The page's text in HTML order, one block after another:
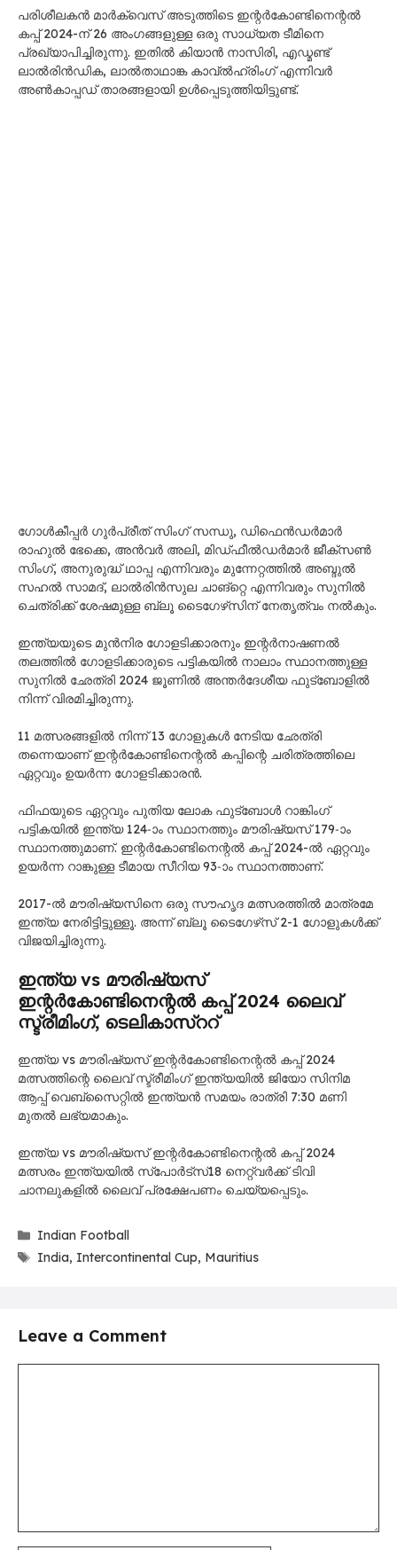
പരിശീലകൻ മാർക്വെസ് അടുത്തിടെ ഇന്റർകോണ്ടിനെന്റൽ
കപ്പ് 2024-ന് 26 അംഗങ്ങളുള്ള ഒരു സാധ്യത ടീമിനെ
പ്രഖ്യാപിച്ചിരുന്നു. ഇതിൽ കിയാൻ നാസിരി, എഡ്മണ്ട്
ലാൽരിൻഡിക, ലാൽതാഥാങ്ക കാവ്ല്‍ഹ്രിംഗ് എന്നിവർ
അൺകാപ്പഡ് താരങ്ങളായി ഉൾപ്പെടുത്തിയിട്ടുണ്ട്.
ഗോൾകീപ്പർ ഗുർപ്രീത് സിംഗ് സന്ധു, ഡിഫെൻഡർമാർ
രാഹുൽ ഭേക്കെ, അൻവർ അലി, മിഡ്ഫീൽഡർമാർ ജീക്‌സൺ
സിംഗ്, അനുരുദ്ധ് ഥാപ്പ എന്നിവരും മുന്നേറ്റത്തിൽ അബ്ദുൽ
സഹൽ സാമദ്, ലാൽരിൻസുല ചാങ്‌റ്റെ എന്നിവരും സുനിൽ
ചെത്രിക്ക് ശേഷമുള്ള ബ്ലൂ ടൈഗേഴ്‌സിന് നേതൃത്വം നൽകും.
ഇന്ത്യയുടെ മുൻനിര ഗോളടിക്കാരനും ഇന്റർനാഷണൽ
തലത്തിൽ ഗോളടിക്കാരുടെ പട്ടികയിൽ നാലാം സ്ഥാനത്തുള്ള
സുനിൽ ഛേത്രി 2024 ജൂണിൽ അന്തർദേശീയ ഫുട്ബോളിൽ
നിന്ന് വിരമിച്ചിരുന്നു.
11 മത്സരങ്ങളിൽ നിന്ന് 13 ഗോളുകൾ നേടിയ ഛേത്രി
തന്നെയാണ് ഇന്റർകോണ്ടിനെന്റൽ കപ്പിന്റെ ചരിത്രത്തിലെ
ഏറ്റവും ഉയർന്ന ഗോളടിക്കാരൻ.
ഫിഫയുടെ ഏറ്റവും പുതിയ ലോക ഫുട്ബോൾ റാങ്കിംഗ്
പട്ടികയിൽ ഇന്ത്യ 124-ാം സ്ഥാനത്തും മൗരിഷ്യസ് 179-ാം
സ്ഥാനത്തുമാണ്. ഇന്റർകോണ്ടിനെന്റൽ കപ്പ് 2024-ൽ ഏറ്റവും
ഉയർന്ന റാങ്കുള്ള ടീമായ സീറിയ 93-ാം സ്ഥാനത്താണ്.
2017-ൽ മൗരിഷ്യസിനെ ഒരു സൗഹൃദ മത്സരത്തിൽ മാത്രമേ
ഇന്ത്യ നേരിട്ടിട്ടുള്ളൂ. അന്ന് ബ്ലൂ ടൈഗേഴ്‌സ് 2-1 ഗോളുകൾക്ക്
വിജയിച്ചിരുന്നു.
ഇന്ത്യ vs മൗരിഷ്യസ്
ഇന്റർകോണ്ടിനെന്റൽ കപ്പ് 2024 ലൈവ്
സ്ട്രീമിംഗ്, ടെലികാസ്ററ്
ഇന്ത്യ vs മൗരിഷ്യസ് ഇന്റർകോണ്ടിനെന്റൽ കപ്പ് 2024
മത്സത്തിന്റെ ലൈവ് സ്ട്രീമിംഗ് ഇന്ത്യയിൽ ജിയോ സിനിമ
ആപ്പ് വെബ്‌സൈറ്റിൽ ഇന്ത്യൻ സമയം രാത്രി 7:30 മണി
മുതൽ ലഭ്യമാകും.
ഇന്ത്യ vs മൗരിഷ്യസ് ഇന്റർകോണ്ടിനെന്റൽ കപ്പ് 2024
മത്സരം ഇന്ത്യയിൽ സ്‌പോർട്‌സ്18 നെറ്റ്‌വർക്ക് ടിവി
ചാനലുകളിൽ ലൈവ് പ്രക്ഷേപണം ചെയ്യപ്പെടും.
Categories
Indian Football
Tags
India, Intercontinental Cup, Mauritius
Leave a Comment